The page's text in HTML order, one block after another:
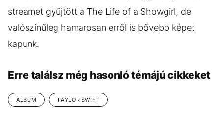
streamet gyűjtött a The Life of a Showgirl, de
valószínűleg hamarosan erről is bővebb képet
kapunk.
Erre találsz még hasonló témájú cikkeket
ALBUM TAYLOR SWIFT